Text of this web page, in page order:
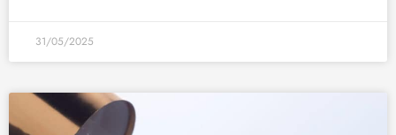
31/05/2025